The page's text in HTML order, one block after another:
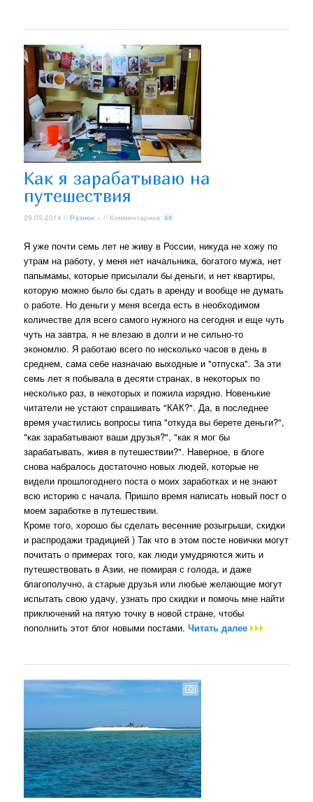
Как я зарабатываю на
путешествия
29.05.2014 //Разное » // Комментариев:86
Я уже почти семь лет не живу в России, никуда не хожу по
утрам на работу, у меня нет начальника, богатого мужа, нет
папымамы, которые присылали бы деньги, и нет квартиры,
которую можно было бы сдать в аренду и вообще не думать
о работе. Но деньги у меня всегда есть в необходимом
количестве для всего самого нужного на сегодня и еще чуть
чуть на завтра, я не влезаю в долги и не сильно-то
экономлю. Я работаю всего по несколько часов в день в
среднем, сама себе назначаю выходные и "отпуска". За эти
семь лет я побывала в десяти странах, в некоторых по
несколько раз, в некоторых и пожила изрядно. Новенькие
читатели не устают спрашивать "КАК?". Да, в последнее
время участились вопросы типа "откуда вы берете деньги?",
"как зарабатывают ваши друзья?", "как я мог бы
зарабатывать, живя в путешествии?". Наверное, в блоге
снова набралось достаточно новых людей, которые не
видели прошлогоднего поста о моих заработках и не знают
всю историю с начала. Пришло время написать новый пост о
моем заработке в путешествии.
Кроме того, хорошо бы сделать весенние розыгрыши, скидки
и распродажи традицией ) Так что в этом посте новички могут
почитать о примерах того, как люди умудряются жить и
путешествовать в Азии, не помирая с голода, и даже
благополучно, а старые друзья или любые желающие могут
испытать свою удачу, узнать про скидки и помочь мне найти
приключений на пятую точку в новой стране, чтобы
пополнить этот блог новыми постами.Читать далее